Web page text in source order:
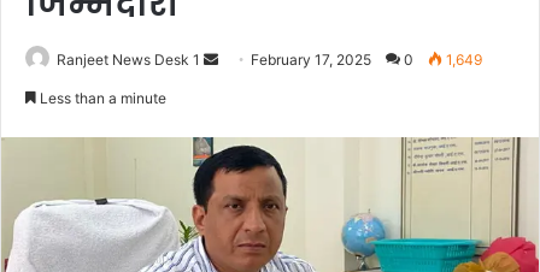
Ranjeet News Desk 1
d
a
n
m
February 17, 2025 0 1,649
Less than a minute